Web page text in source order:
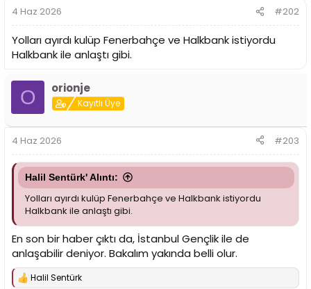
4 Haz 2026 #202
Yolları ayırdı kulüp Fenerbahçe ve Halkbank istiyordu
Halkbank ile anlaştı gibi.
O orionje
Kayıtlı Üye
4 Haz 2026 #203
Halil Sentürk' Alıntı:
Yolları ayırdı kulüp Fenerbahçe ve Halkbank istiyordu
Halkbank ile anlaştı gibi.
En son bir haber çıktı da, İstanbul Gençlik ile de
anlaşabilir deniyor. Bakalım yakında belli olur.
T
Halil Sentürk